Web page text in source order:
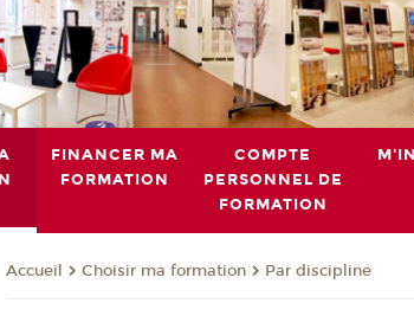
FINANCER MA
FORMATION
COMPTE
PERSONNEL DE
FORMATION
Accueil Choisir ma formation Par discipline